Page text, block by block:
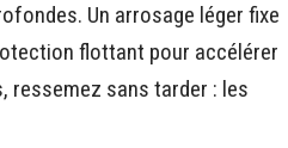
Un arrosage léger fixe
flottant pour accélérer
ressemez sans tarder : les